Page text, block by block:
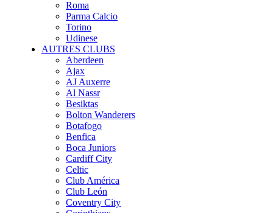
Roma
Parma Calcio
Torino
Udinese
AUTRES CLUBS
Aberdeen
Ajax
AJ Auxerre
Al Nassr
Besiktas
Bolton Wanderers
Botafogo
Benfica
Boca Juniors
Cardiff City
Celtic
Club América
Club León
Coventry City